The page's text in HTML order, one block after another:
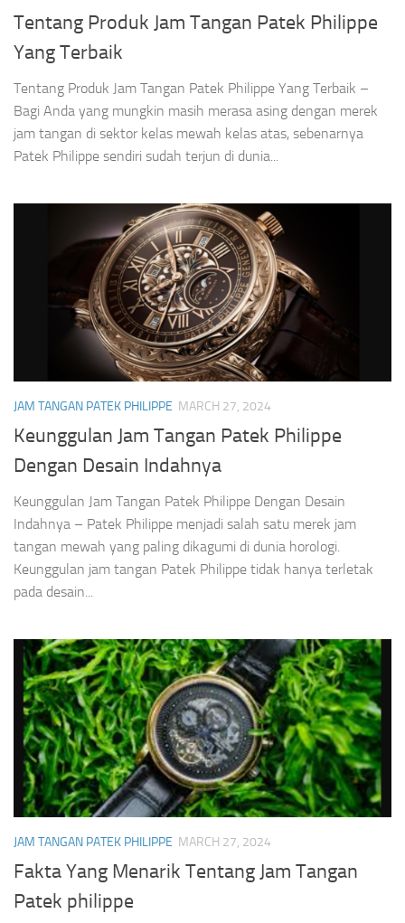
Tentang Produk Jam Tangan Patek Philippe
Yang Terbaik
Tentang Produk Jam Tangan Patek Philippe Yang Terbaik –
Bagi Anda yang mungkin masih merasa asing dengan merek
jam tangan di sektor kelas mewah kelas atas, sebenarnya
Patek Philippe sendiri sudah terjun di dunia...
JAM TANGAN PATEK PHILIPPE MARCH 27, 2024
Keunggulan Jam Tangan Patek Philippe
Dengan Desain Indahnya
Keunggulan Jam Tangan Patek Philippe Dengan Desain
Indahnya – Patek Philippe menjadi salah satu merek jam
tangan mewah yang paling dikagumi di dunia horologi.
Keunggulan jam tangan Patek Philippe tidak hanya terletak
pada desain...
JAM TANGAN PATEK PHILIPPE MARCH 27, 2024
Fakta Yang Menarik Tentang Jam Tangan
Patek philippe